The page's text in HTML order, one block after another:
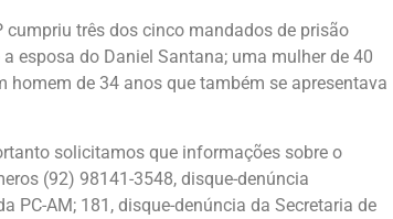
três dos cinco mandados de prisão
esposa do Daniel Santana; uma mulher de 40
homem de 34 anos que também se apresentava
solicitamos que informações sobre o
(92) 98141-3548, disque-denúncia
PC-AM; 181, disque-denúncia da Secretaria de